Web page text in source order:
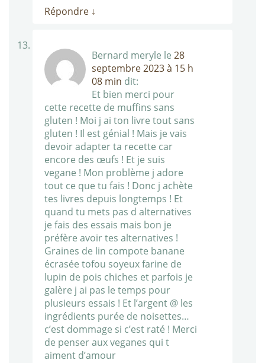
Répondre ↓
Bernard meryle le 28
septembre 2023 à 15 h
08 min dit:
Et bien merci pour
cette recette de muffins sans
gluten ! Moi j ai ton livre tout sans
gluten ! Il est génial ! Mais je vais
devoir adapter ta recette car
encore des œufs ! Et je suis
vegane ! Mon problème j adore
tout ce que tu fais ! Donc j achète
tes livres depuis longtemps ! Et
quand tu mets pas d alternatives
je fais des essais mais bon je
préfère avoir tes alternatives !
Graines de lin compote banane
écrasée tofou soyeux farine de
lupin de pois chiches et parfois je
galère j ai pas le temps pour
plusieurs essais ! Et l’argent @ les
ingrédients purée de noisettes…
c’est dommage si c’est raté ! Merci
de penser aux veganes qui t
aiment d’amour